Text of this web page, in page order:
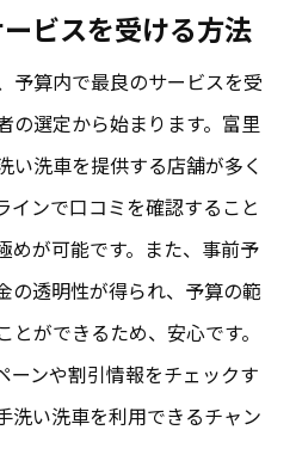
ビスを受ける方法
予算内で最良のサービスを受
の選定から始まります。富里
い洗車を提供する店舗が多く
インで口コミを確認すること
めが可能です。また、事前予
の透明性が得られ、予算の範
ができるため、安心です。
ーンや割引情報をチェックす
洗い洗車を利用できるチャン